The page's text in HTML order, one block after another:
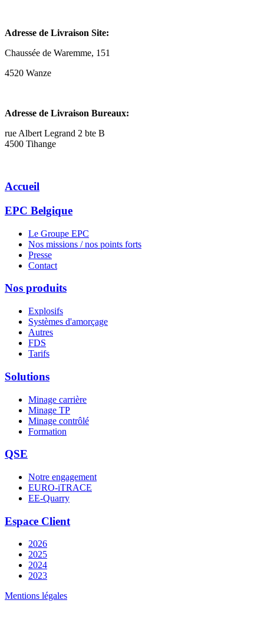
Adresse de Livraison Site:
Chaussée de Waremme, 151
4520 Wanze
Adresse de Livraison Bureaux:
rue Albert Legrand 2 bte B
4500 Tihange
Accueil
EPC Belgique
Le Groupe EPC
Nos missions / nos points forts
Presse
Contact
Nos produits
Explosifs
Systèmes d'amorçage
Autres
FDS
Tarifs
Solutions
Minage carrière
Minage TP
Minage contrôlé
Formation
QSE
Notre engagement
EURO-iTRACE
EE-Quarry
Espace Client
2026
2025
2024
2023
Mentions légales